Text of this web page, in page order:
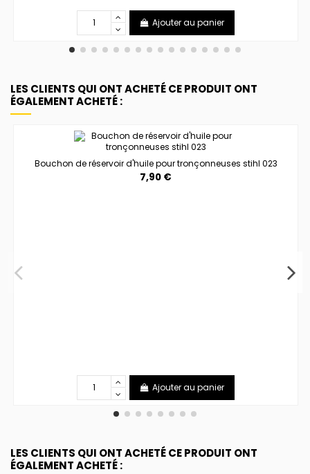
Ajouter au panier
LES CLIENTS QUI ONT ACHETÉ CE PRODUIT ONT
ÉGALEMENT ACHETÉ :
Bouchon de réservoir d'huile pour tronçonneuses stihl 023
7,90 €
Ajouter au panier
LES CLIENTS QUI ONT ACHETÉ CE PRODUIT ONT
ÉGALEMENT ACHETÉ :